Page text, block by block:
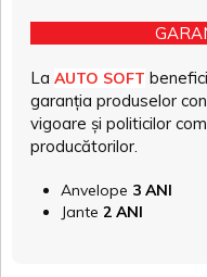
La AUTO SOFT
garanția produselor
vigoare și politicilor
producătorilor.
Anvelope 3 ANI
Jante 2 ANI